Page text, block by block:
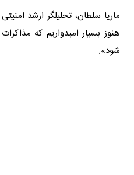
ماریا سلطان، تحلیلگر ارشد
شود».